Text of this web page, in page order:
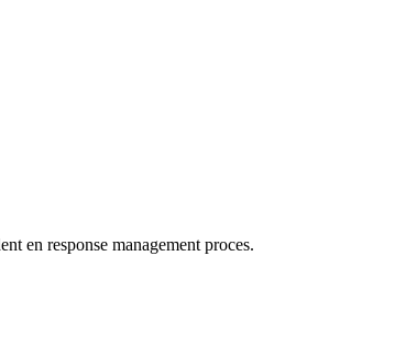
en response management proces.